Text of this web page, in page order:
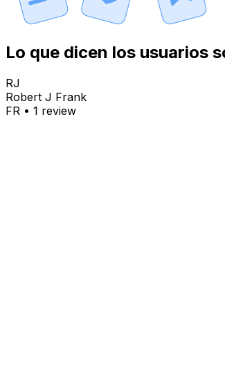
Lo que dicen los usuarios
RJ
Robert J Frank
FR • 1 review